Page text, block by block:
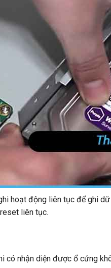
hoạt động liên tục để ghi
liên tục.
có nhận diện được ổ cứng